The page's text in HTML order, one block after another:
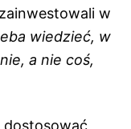
w
wiedzieć, w
a nie coś,